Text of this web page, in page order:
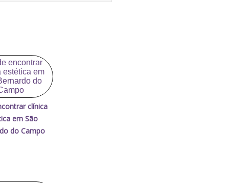
clínica
em São
do Campo